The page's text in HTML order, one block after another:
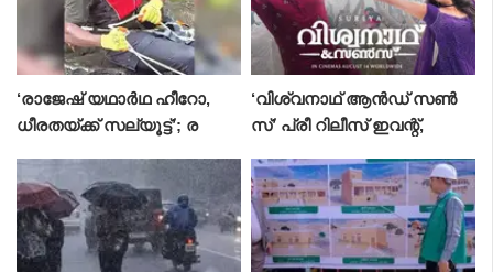
‘രാജേഷ് യഥാർഥ ഹീറോ,
ധീരതയ്ക്ക് സല്യൂട്ട്’; ര
ജീവൻ പൊലിഞ്ഞ ആർ.
രാജേഷിന് ഹൈക്കോട
തിയുടെ ആദരം
‘വിശ്വനാഥ് ആൻഡ് സൺ
സ്’ പ്രീ റിലീസ് ഇവന്റ്,
പുരത്ത്; ആഗോള റിലീസ് ഓ
ഗസ്റ്റ് 14 ന്